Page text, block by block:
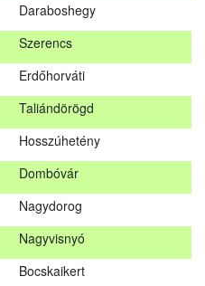
Daraboshegy
Szerencs
Erdőhorváti
Taliándörögd
Hosszúhetény
Dombóvár
Nagydorog
Nagyvisnyó
Bocskaikert
Budapest 16. ker.
Daraboshegy
Erdőhorváti
Taliándörögd